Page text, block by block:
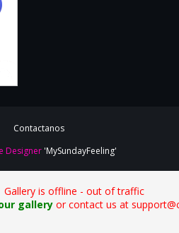
Contactanos
Designer 'MySundayFeeling'
Gallery is offline - out of traffic
galleryor contact us at